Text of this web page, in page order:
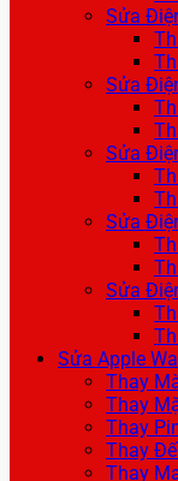
Sửa
Sửa
Sửa
Sửa
Sửa
Sửa Apple
Thay
Thay
Thay
Thay
Thay